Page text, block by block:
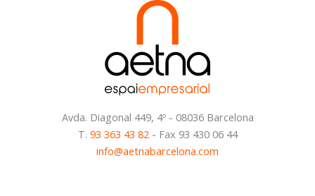
Avda. Diagonal 449, 4º - 08036 Barcelona
T. 93 363 43 82- Fax 93 430 06 44
info@aetnabarcelona.com